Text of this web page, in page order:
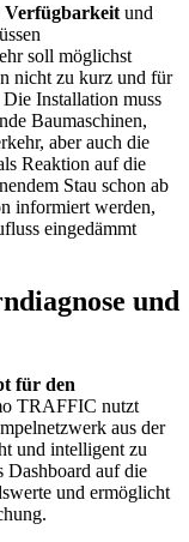
Verfügbarkeit und
soll möglichst
nicht zu kurz und für
Installation muss
Baumaschinen,
aber auch die
Reaktion auf die
Stau schon ab
informiert werden,
eingedämmt
und
für den
TRAFFIC nutzt
aus der
und intelligent zu
Dashboard auf die
und ermöglicht